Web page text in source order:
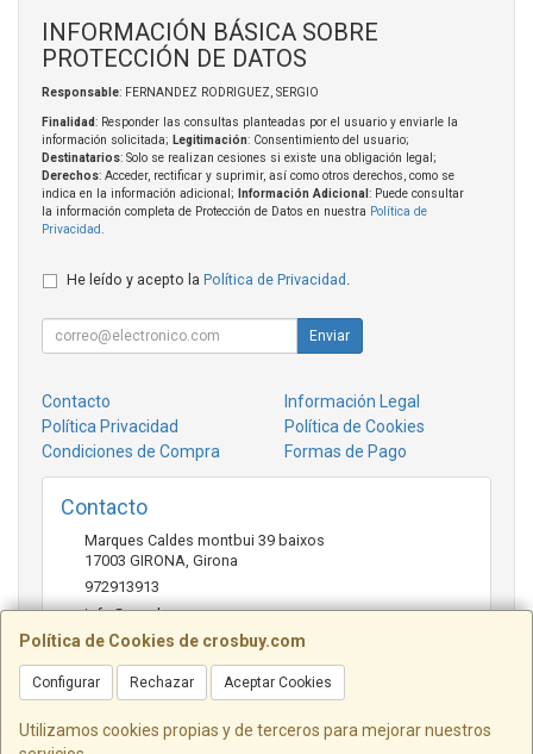
Política de Cookies de crosbuy.com
Configurar Rechazar Aceptar Cookies
Utilizamos cookies propias y de terceros para mejorar nuestros
INFORMACIÓN BÁSICA SOBRE
PROTECCIÓN DE DATOS
Responsable: FERNANDEZ RODRIGUEZ, SERGIO
Finalidad: Responder las consultas planteadas por el usuario y enviarle la
información solicitada; Legitimación: Consentimiento del usuario;
Destinatarios: Solo se realizan cesiones si existe una obligación legal;
Derechos: Acceder, rectificar y suprimir, así como otros derechos, como se
indica en la información adicional;
Información Adicional : Puede consultar
la información completa de Protección de Datos en nuestra Política de
Privacidad
He leído y acepto la Política de Privacidad
Enviar
Contacto
Información Legal
Política Privacidad
Política de Cookies
Condiciones de Compra
Formas de Pago
Contacto
Marques Caldes montbui 39 baixos
17003 GIRONA Girona
972913913
info@crosbuy.com
Horario
de 10:00 a 13:30 y de 16:30 a 20:00